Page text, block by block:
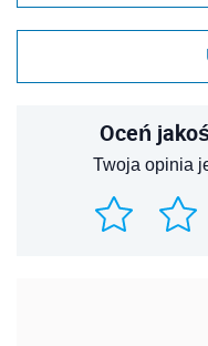
Oceń
Twoja opinia